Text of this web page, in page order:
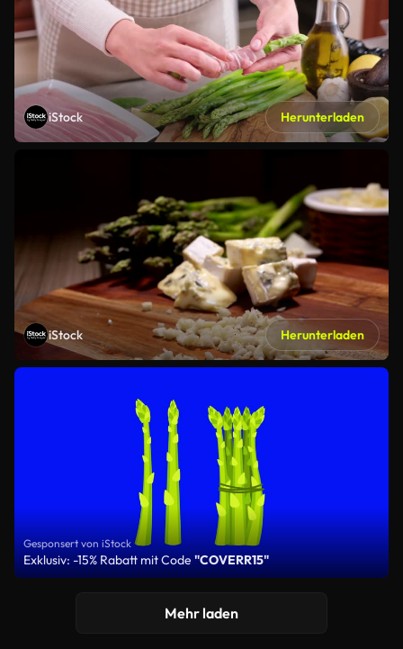
iStock Herunterladen
iStock Herunterladen
Gesponsert von iStock
Exklusiv: -15% Rabatt mit Code"COVERR15"
Mehr laden